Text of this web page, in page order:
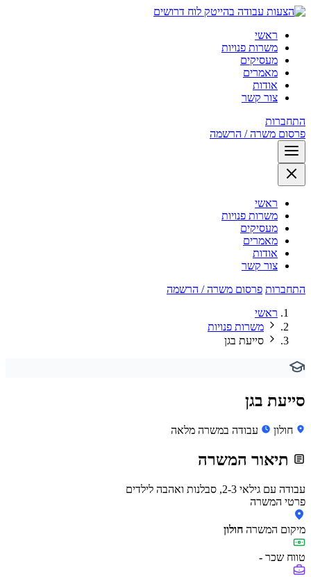
לוח דרושים
ראשי
משרות פנויות
מעסיקים
מאמרים
אודות
צור קשר
התחברות
פרסום משרה / הרשמה
ראשי
משרות פנויות
מעסיקים
מאמרים
אודות
צור קשר
התחברות פרסום משרה / הרשמה
ראשי
משרות פנויות
סייעת בגן
סייעת בגן
חולון עבודה במשרה מלאה
תיאור המשרה
עבודה עם גילאי 2-3, סבלנות ואהבה לילדים
פרטי המשרה
מיקום המשרה חולון
טווח שכר -